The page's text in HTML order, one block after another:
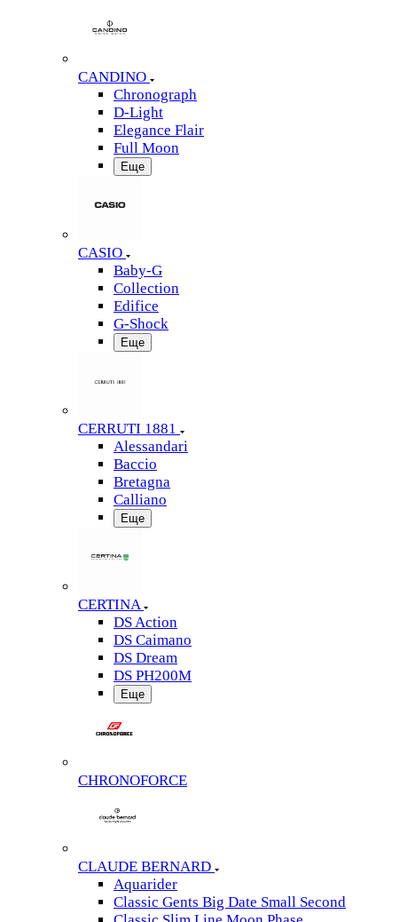
CANDINO
Chronograph
D-Light
Elegance Flair
Full Moon
Еще
CASIO
Baby-G
Collection
Edifice
G-Shock
Еще
CERRUTI 1881
Alessandari
Baccio
Bretagna
Calliano
Еще
CERTINA
DS Action
DS Caimano
DS Dream
DS PH200M
Еще
CHRONOFORCE
CLAUDE BERNARD
Aquarider
Classic Gents Big Date Small Second